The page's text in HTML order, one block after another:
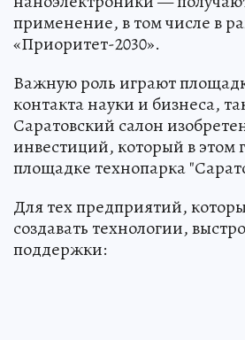
применение, в том числе в
«Приоритет-2030».
Важную роль играют
контакта науки и бизнеса,
Саратовский салон
инвестиций, который в этом
площадке технопарка
Для тех предприятий,
создавать технологии,
поддержки: